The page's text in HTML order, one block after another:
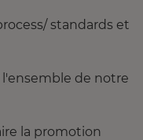
standards et
de notre
la promotion